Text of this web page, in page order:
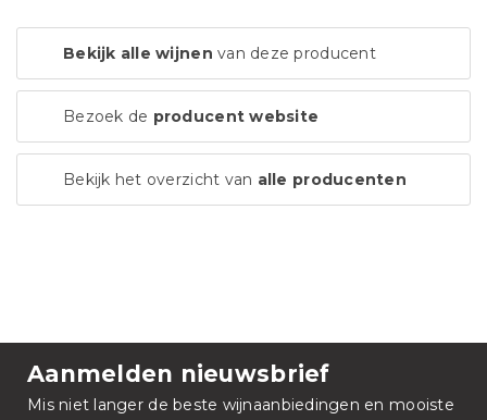
Bekijk alle wijnen van deze producent
Bezoek de producent website
Bekijk het overzicht van alle producenten
Aanmelden nieuwsbrief
Mis niet langer de beste wijnaanbiedingen en mooiste